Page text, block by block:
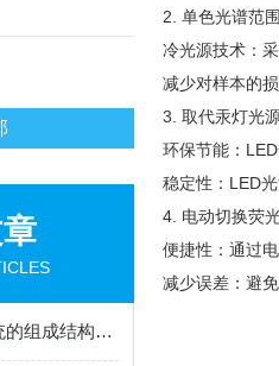
显微镜数码成像系统的组成结构说明
2. 单色光谱范
冷光源技术：
减少对样本的
3. 取代汞灯光
环保节能：
稳定性：LED
4. 电动切换荧
便捷性：通过
减少误差：避